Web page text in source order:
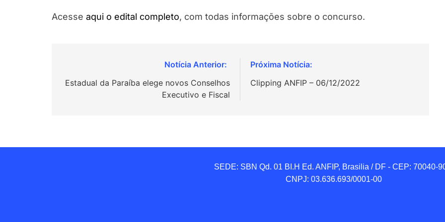
Acesse aqui o edital completo, com todas informações sobre o concurso.
de
Estadual da Paraíba elege novos Conselhos
Executivo e Fiscal
Clipping ANFIP – 06/12/2022
SEDE: SBN Qd. 01 BI.H Ed. ANFIP, Brasilia / DF - CEP: 70040-
CNPJ: 03.636.693/0001-00